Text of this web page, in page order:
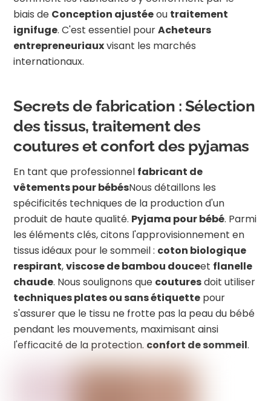
biais de Conception ajustéeou traitement
ignifuge. C'est essentiel pourAcheteurs
entrepreneuriauxvisant les marchés
internationaux.
Secrets de fabrication : Sélection
des tissus, traitement des
coutures et confort des pyjamas
En tant que professionnel fabricant de
vêtements pour bébésNous détaillons les
spécificités techniques de la production d'un
produit de haute qualité. Pyjama pour bébé. Parmi
les éléments clés, citons l'approvisionnement en
tissus idéaux pour le sommeil : coton biologique
respirant,viscose de bambou douceet flanelle
chaude. Nous soulignons que couturesdoit utiliser
techniques plates ou sans étiquette pour
s'assurer que le tissu ne frotte pas la peau du bébé
pendant les mouvements, maximisant ainsi
l'efficacité de la protection. confort de sommeil.